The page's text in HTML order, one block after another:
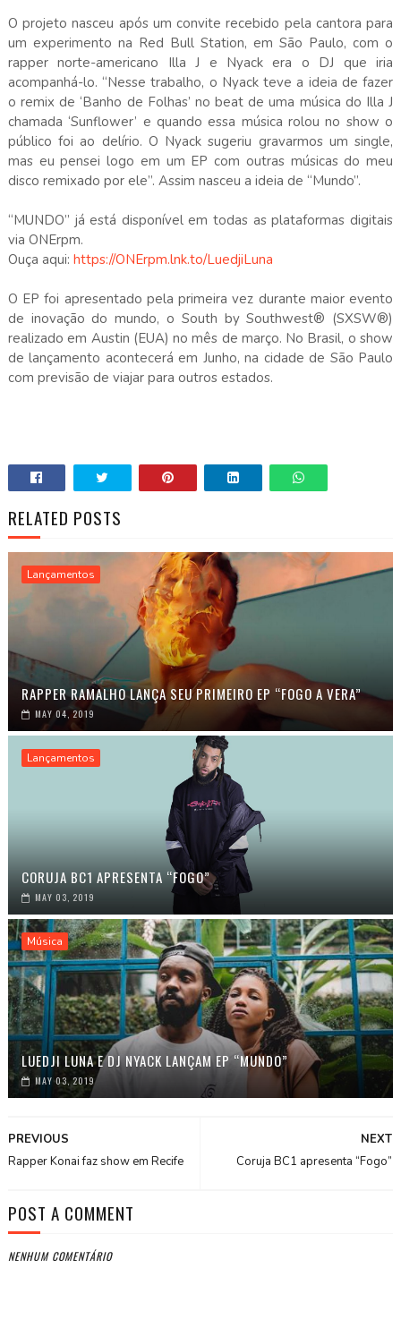
O projeto nasceu após um convite recebido pela cantora para
um experimento na Red Bull Station, em São Paulo, com o
rapper norte-americano Illa J e Nyack era o DJ que iria
acompanhá-lo. “Nesse trabalho, o Nyack teve a ideia de fazer
o remix de ‘Banho de Folhas’ no beat de uma música do Illa J
chamada ‘Sunflower’ e quando essa música rolou no show o
público foi ao delírio. O Nyack sugeriu gravarmos um single,
mas eu pensei logo em um EP com outras músicas do meu
disco remixado por ele”. Assim nasceu a ideia de “Mundo”.
“MUNDO” já está disponível em todas as plataformas digitais
via ONErpm.
Ouça aqui: https://ONErpm.lnk.to/LuedjiLuna
O EP foi apresentado pela primeira vez durante maior evento
de inovação do mundo, o South by Southwest® (SXSW®)
realizado em Austin (EUA) no mês de março. No Brasil, o show
de lançamento acontecerá em Junho, na cidade de São Paulo
com previsão de viajar para outros estados.
RELATED POSTS
Lançamentos
RAPPER RAMALHO LANÇA SEU PRIMEIRO EP “FOGO A VERA”
MAY 04, 2019
Lançamentos
CORUJA BC1 APRESENTA “FOGO”
MAY 03, 2019
Música
LUEDJI LUNA E DJ NYACK LANÇAM EP “MUNDO”
MAY 03, 2019
NEXT
Coruja BC1 apresenta “Fogo”
PREVIOUS
Rapper Konai faz show em Recife
POST A COMMENT
NENHUM COMENTÁRIO